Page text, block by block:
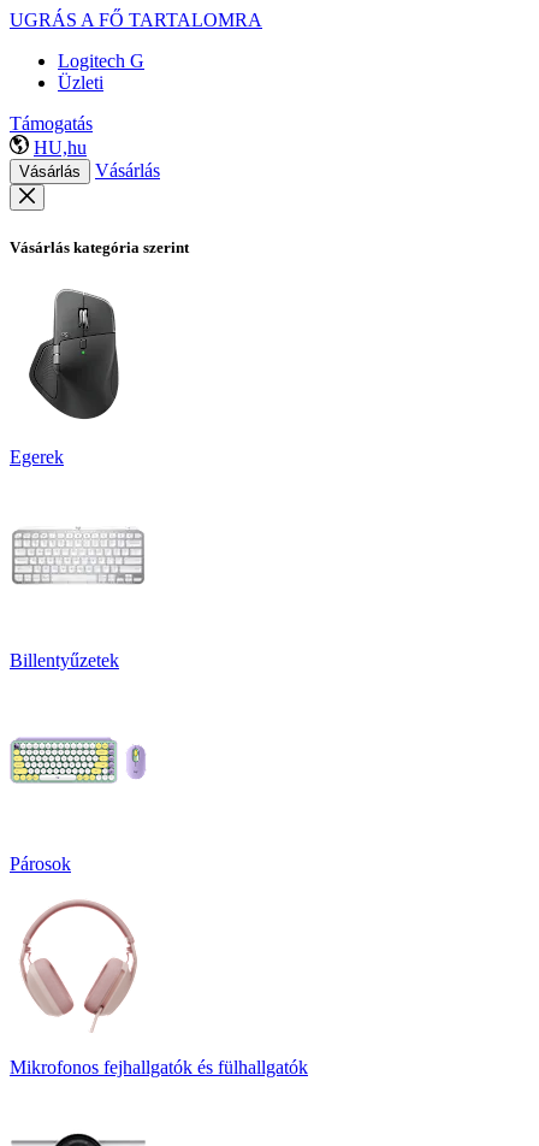
UGRÁS A FŐ TARTALOMRA
Logitech G
Üzleti
Támogatás
HU,hu
Vásárlás Vásárlás
Vásárlás kategória szerint
Egerek
Billentyűzetek
Párosok
Mikrofonos fejhallgatók és fülhallgatók